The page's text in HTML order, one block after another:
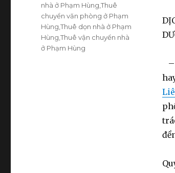
–
nhà ở Phạm Hùng ,Thuê
chuyển văn phòng ở Phạm
Hùng ,Thuê dọn nhà ở Phạm
Hùng ,Thuê vận chuyển nhà
ở Phạm Hùng